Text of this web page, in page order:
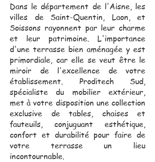
Dans le département de l'Aisne, les
villes de Saint-Quentin, Laon, et
Soissons rayonnent par leur charme
et leur patrimoine. L'importance
d'une terrasse bien aménagée y est
primordiale, car elle se veut être le
miroir de l'excellence de votre
établissement. Proditech Sud,
spécialiste du mobilier extérieur,
met à votre disposition une collection
exclusive de tables, chaises et
fauteuils, conjuguant esthétique,
confort et durabilité pour faire de
votre terrasse un lieu
incontournable.